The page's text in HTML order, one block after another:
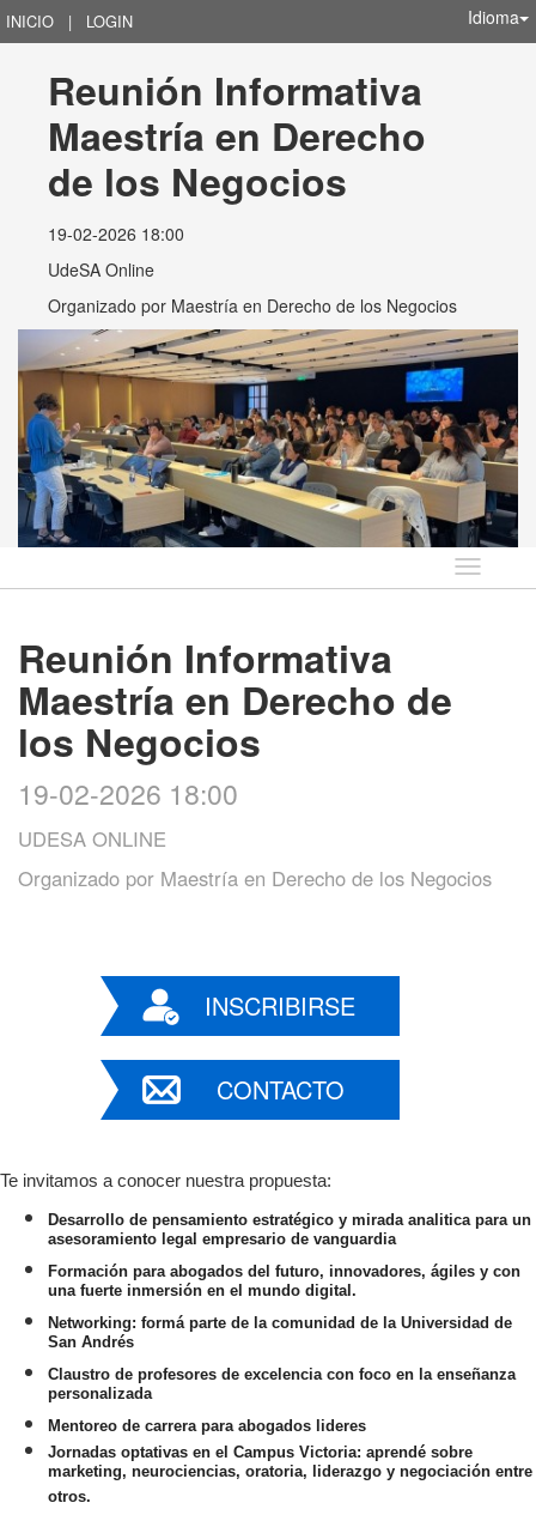
INICIO | LOGIN Idioma
Reunión Informativa
Maestría en Derecho
de los Negocios
19-02-2026 18:00
UdeSA Online
Organizado por Maestría en Derecho de los Negocios
Idioma
Reunión Informativa
Maestría en Derecho de
los Negocios
19-02-2026 18:00
UDESA ONLINE
Organizado por Maestría en Derecho de los Negocios
INSCRIBIRSE
CONTACTO
Te invitamos a conocer nuestra propuesta:
Desarrollo de pensamiento estratégico y mirada analitica para un
asesoramiento legal empresario de vanguardia
Formación para abogados del futuro, innovadores, ágiles y con
una fuerte inmersión en el mundo digital.
Networking: formá parte de la comunidad de la Universidad de
San Andrés
Claustro de profesores de excelencia con foco en la enseñanza
personalizada
Mentoreo de carrera para abogados lideres
Jornadas optativas en el Campus Victoria: aprendé sobre
marketing, neurociencias, oratoria, liderazgo y negociación entre
otros.